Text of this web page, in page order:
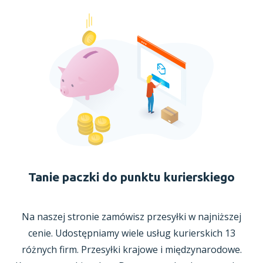
Tanie paczki do punktu kurierskiego
Na naszej stronie zamówisz przesyłki w najniższej
cenie. Udostępniamy wiele usług kurierskich 13
różnych firm. Przesyłki krajowe i międzynarodowe.